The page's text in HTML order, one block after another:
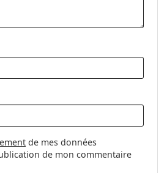
de mes données
de mon commentaire